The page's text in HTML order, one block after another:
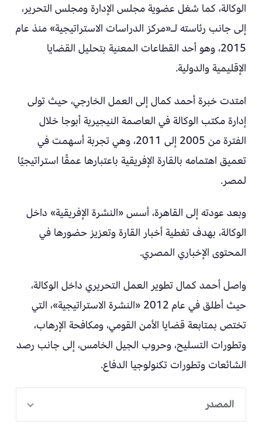
الوكالة، كما شغل عضوية مجلس الإدارة ومجلس التحرير،
إلى جانب رئاسته لـ«مركز الدراسات الاستراتيجية» منذ عام
2015، وهو أحد القطاعات المعنية بتحليل القضايا
الإقليمية والدولية.
امتدت خبرة أحمد كمال إلى العمل الخارجي، حيث تولى
إدارة مكتب الوكالة في العاصمة النيجيرية أبوجا خلال
الفترة من 2005 إلى 2011، وهي تجربة أسهمت في
تعميق اهتمامه بالقارة الإفريقية باعتبارها عمقًا استراتيجيًا
لمصر.
وبعد عودته إلى القاهرة، أسس «النشرة الإفريقية» داخل
الوكالة، بهدف تغطية أخبار القارة وتعزيز حضورها في
المحتوى الإخباري المصري.
واصل أحمد كمال تطوير العمل التحريري داخل الوكالة،
حيث أطلق في عام 2012 «النشرة الاستراتيجية»، التي
تختص بمتابعة قضايا الأمن القومي، ومكافحة الإرهاب،
وتطورات التسليح، وحروب الجيل الخامس، إلى جانب رصد
الشائعات وتطورات تكنولوجيا الدفاع.
المصدر